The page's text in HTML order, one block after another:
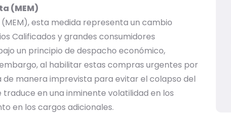
(MEM)
esta medida representa un cambio
Calificados y grandes consumidores
un principio de despacho económico,
al habilitar estas compras urgentes por
manera imprevista para evitar el colapso del
en una inminente volatilidad en los
en los cargos adicionales.